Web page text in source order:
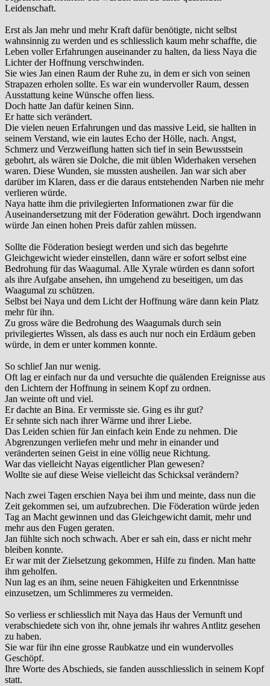
Leidenschaft.
Erst als Jan mehr und mehr Kraft dafür benötigte, nicht selbst
wahnsinnig zu werden und es schliesslich kaum mehr schaffte, die
Leben voller Erfahrungen auseinander zu halten, da liess Naya die
Lichter der Hoffnung verschwinden.
Sie wies Jan einen Raum der Ruhe zu, in dem er sich von seinen
Strapazen erholen sollte. Es war ein wundervoller Raum, dessen
Ausstattung keine Wünsche offen liess.
Doch hatte Jan dafür keinen Sinn.
Er hatte sich verändert.
Die vielen neuen Erfahrungen und das massive Leid, sie hallten in
seinem Verstand, wie ein lautes Echo der Hölle, nach. Angst,
Schmerz und Verzweiflung hatten sich tief in sein Bewusstsein
gebohrt, als wären sie Dolche, die mit üblen Widerhaken versehen
waren. Diese Wunden, sie mussten ausheilen. Jan war sich aber
darüber im Klaren, dass er die daraus entstehenden Narben nie mehr
verlieren würde.
Naya hatte ihm die privilegierten Informationen zwar für die
Auseinandersetzung mit der Föderation gewährt. Doch irgendwann
würde Jan einen hohen Preis dafür zahlen müssen.
Sollte die Föderation besiegt werden und sich das begehrte
Gleichgewicht wieder einstellen, dann wäre er sofort selbst eine
Bedrohung für das Waagumal. Alle Xyrale würden es dann sofort
als ihre Aufgabe ansehen, ihn umgehend zu beseitigen, um das
Waagumal zu schützen.
Selbst bei Naya und dem Licht der Hoffnung wäre dann kein Platz
mehr für ihn.
Zu gross wäre die Bedrohung des Waagumals durch sein
privilegiertes Wissen, als dass es auch nur noch ein Erdäum geben
würde, in dem er unter kommen konnte.
So schlief Jan nur wenig.
Oft lag er einfach nur da und versuchte die quälenden Ereignisse aus
den Lichtern der Hoffnung in seinem Kopf zu ordnen.
Jan weinte oft und viel.
Er dachte an Bina. Er vermisste sie. Ging es ihr gut?
Er sehnte sich nach ihrer Wärme und ihrer Liebe.
Das Leiden schien für Jan einfach kein Ende zu nehmen. Die
Abgrenzungen verliefen mehr und mehr in einander und
veränderten seinen Geist in eine völlig neue Richtung.
War das vielleicht Nayas eigentlicher Plan gewesen?
Wollte sie auf diese Weise vielleicht das Schicksal verändern?
Nach zwei Tagen erschien Naya bei ihm und meinte, dass nun die
Zeit gekommen sei, um aufzubrechen. Die Föderation würde jeden
Tag an Macht gewinnen und das Gleichgewicht damit, mehr und
mehr aus den Fugen geraten.
Jan fühlte sich noch schwach. Aber er sah ein, dass er nicht mehr
bleiben konnte.
Er war mit der Zielsetzung gekommen, Hilfe zu finden. Man hatte
ihm geholfen.
Nun lag es an ihm, seine neuen Fähigkeiten und Erkenntnisse
einzusetzen, um Schlimmeres zu vermeiden.
So verliess er schliesslich mit Naya das Haus der Vernunft und
verabschiedete sich von ihr, ohne jemals ihr wahres Antlitz gesehen
zu haben.
Sie war für ihn eine grosse Raubkatze und ein wundervolles
Geschöpf.
Ihre Worte des Abschieds, sie fanden ausschliesslich in seinem Kopf
statt.